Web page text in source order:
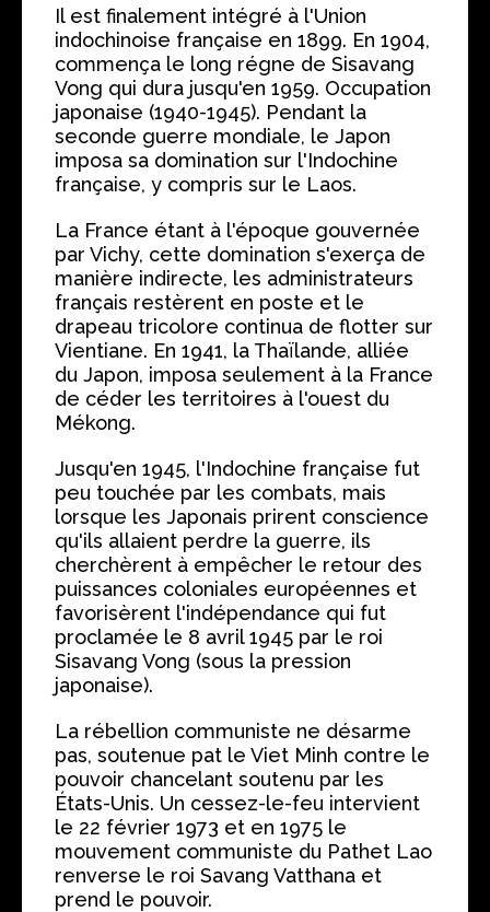
Il est finalement intégré à l'Union
indochinoise française en 1899. En 1904,
commença le long régne de Sisavang
Vong qui dura jusqu'en 1959. Occupation
japonaise (1940-1945). Pendant la
seconde guerre mondiale, le Japon
imposa sa domination sur l'Indochine
française, y compris sur le Laos.
La France étant à l'époque gouvernée
par Vichy, cette domination s'exerça de
manière indirecte, les administrateurs
français restèrent en poste et le
drapeau tricolore continua de flotter sur
Vientiane. En 1941, la Thaïlande, alliée
du Japon, imposa seulement à la France
de céder les territoires à l'ouest du
Mékong.
Jusqu'en 1945, l'Indochine française fut
peu touchée par les combats, mais
lorsque les Japonais prirent conscience
qu'ils allaient perdre la guerre, ils
cherchèrent à empêcher le retour des
puissances coloniales européennes et
favorisèrent l'indépendance qui fut
proclamée le 8 avril 1945 par le roi
Sisavang Vong (sous la pression
japonaise).
La rébellion communiste ne désarme
pas, soutenue pat le Viet Minh contre le
pouvoir chancelant soutenu par les
États-Unis. Un cessez-le-feu intervient
le 22 février 1973 et en 1975 le
mouvement communiste du Pathet Lao
renverse le roi Savang Vatthana et
prend le pouvoir.